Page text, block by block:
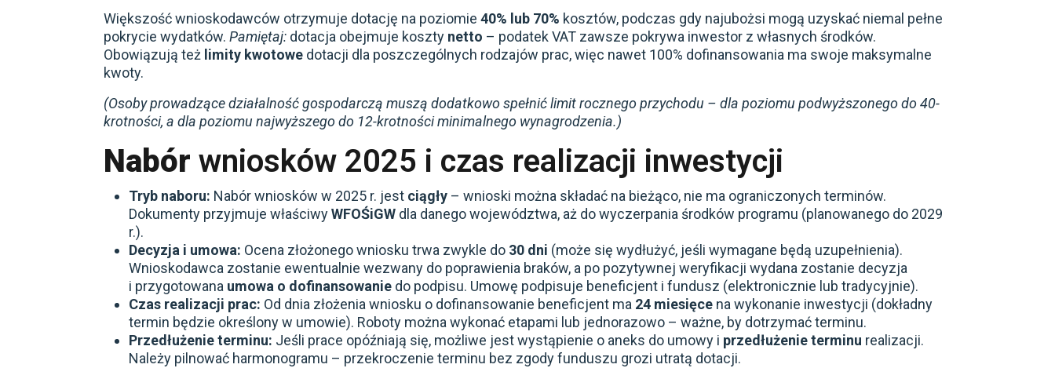
Większość wnioskodawców otrzymuje dotację na poziomie 40% lub 70% kosztów, podczas gdy najubożsi mogą uzyskać niemal pełne
pokrycie wydatków. Pamiętaj: dotacja obejmuje koszty netto – podatek VAT zawsze pokrywa inwestor z własnych środków.
Obowiązują też limity kwotowe dotacji dla poszczególnych rodzajów prac, więc nawet 100% dofinansowania ma swoje maksymalne
kwoty.
(Osoby prowadzące działalność gospodarczą muszą dodatkowo spełnić limit rocznego przychodu – dla poziomu podwyższonego do 40-
krotności, a dla poziomu najwyższego do 12-krotności minimalnego wynagrodzenia.)
Nabór wniosków 2025 i czas realizacji inwestycji
Tryb naboru: Nabór wniosków w 2025 r. jest ciągły – wnioski można składać na bieżąco, nie ma ograniczonych terminów.
Dokumenty przyjmuje właściwyWFOŚiGW dla danego województwa, aż do wyczerpania środków programu (planowanego do 2029
r.).
Decyzja i umowa: Ocena złożonego wniosku trwa zwykle do 30 dni (może się wydłużyć, jeśli wymagane będą uzupełnienia).
Wnioskodawca zostanie ewentualnie wezwany do poprawienia braków, a po pozytywnej weryfikacji wydana zostanie decyzja
i przygotowana umowa o dofinansowanie do podpisu. Umowę podpisuje beneficjent i fundusz (elektronicznie lub tradycyjnie).
Czas realizacji prac: Od dnia złożenia wniosku o dofinansowanie beneficjent ma 24 miesięce na wykonanie inwestycji (dokładny
termin będzie określony w umowie). Roboty można wykonać etapami lub jednorazowo – ważne, by dotrzymać terminu.
Przedłużenie terminu: Jeśli prace opóźniają się, możliwe jest wystąpienie o aneks do umowy i przedłużenie terminu realizacji.
Należy pilnować harmonogramu – przekroczenie terminu bez zgody funduszu grozi utratą dotacji.